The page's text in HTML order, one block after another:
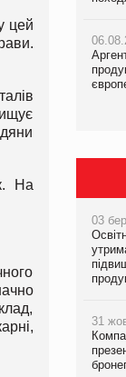
цей
На
03
31